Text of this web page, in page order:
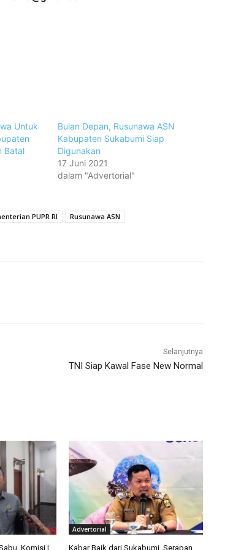
Untuk
Batal
Bulan Depan, Rusunawa ASN
Kabupaten Sukabumi Siap
Digunakan
17 Juni 2021
dalam "Advertorial"
PUPR RI
Rusunawa ASN
Selanjutnya
TNI Siap Kawal Fase New Normal
Komisi I
Advertorial
Kabar Baik dari Sukabumi, Serapan